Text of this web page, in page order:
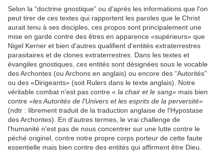
Selon la “doctrine gnostique” ou d'après les informations que l'on
peut tirer de ces textes qui rapportent les paroles que le Christ
aurait tenu à ses disciples, ces propos sont principalement une
mise en garde contre des êtres en apparence «supérieurs» que
Nigel Kerner et bien d'autres qualifient d'entités extraterrestres
parasitaires et de clones extraterrestres. Dans les textes et
évangiles gnostiques, ces entités sont désignées sous le vocable
des Archontes (ou Archons en anglais) ou encore des “Autorités”
ou des «Dirigeants» (soit Rulers dans le texte anglais). Notre
véritable combat n'est pas contre « la chair et le sang» mais bien
contre «les Autorités de l'Univers et les esprits de la perversité»
(ndtr : librement traduit de la traduction anglaise de l'Hypostase
des Archontes). En d'autres termes, le vrai challenge de
l'humanité n'est pas de nous concentrer sur une lutte contre le
péché originel, contre notre propre corps porteur de cette faute
essentielle mais bien contre des entités qui affirment être Dieu.